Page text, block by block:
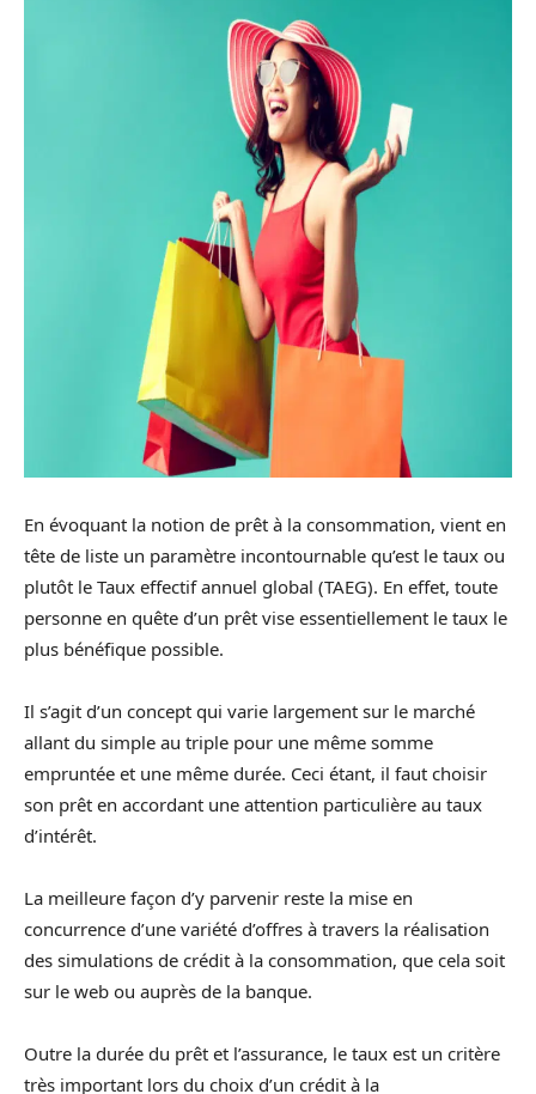
En évoquant la notion de prêt à la consommation, vient en
tête de liste un paramètre incontournable qu’est le taux ou
plutôt le Taux effectif annuel global (TAEG). En effet, toute
personne en quête d’un prêt vise essentiellement le taux le
plus bénéfique possible.
Il s’agit d’un concept qui varie largement sur le marché
allant du simple au triple pour une même somme
empruntée et une même durée. Ceci étant, il faut choisir
son prêt en accordant une attention particulière au taux
d’intérêt.
La meilleure façon d’y parvenir reste la mise en
concurrence d’une variété d’offres à travers la réalisation
des simulations de crédit à la consommation, que cela soit
sur le web ou auprès de la banque.
Outre la durée du prêt et l’assurance, le taux est un critère
très important lors du choix d’un crédit à la